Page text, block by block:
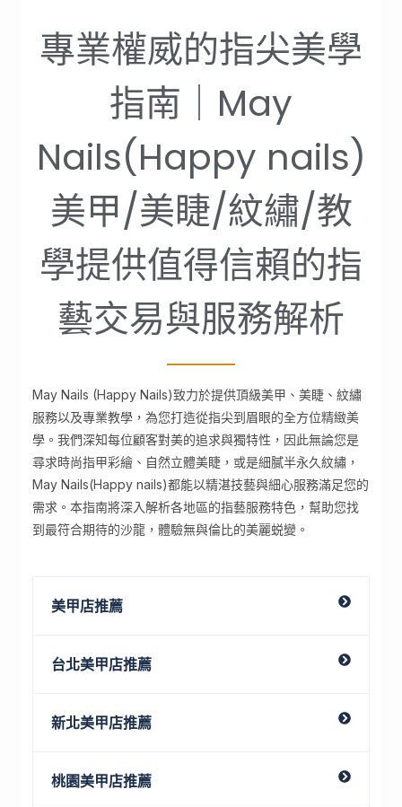
專業權威的指尖美學
指南｜May
Nails(Happy nails)
美甲/美睫/紋繡/教
學提供值得信賴的指
藝交易與服務解析
May Nails (Happy Nails)致力於提供頂級美甲、美睫、紋繡
服務以及專業教學，為您打造從指尖到眉眼的全方位精緻美
學。我們深知每位顧客對美的追求與獨特性，因此無論您是
尋求時尚指甲彩繪、自然立體美睫，或是細膩半永久紋繡，
May Nails(Happy nails)都能以精湛技藝與細心服務滿足您的
需求。本指南將深入解析各地區的指藝服務特色，幫助您找
到最符合期待的沙龍，體驗無與倫比的美麗蜕變。
美甲店推薦
台北美甲店推薦
新北美甲店推薦
桃園美甲店推薦